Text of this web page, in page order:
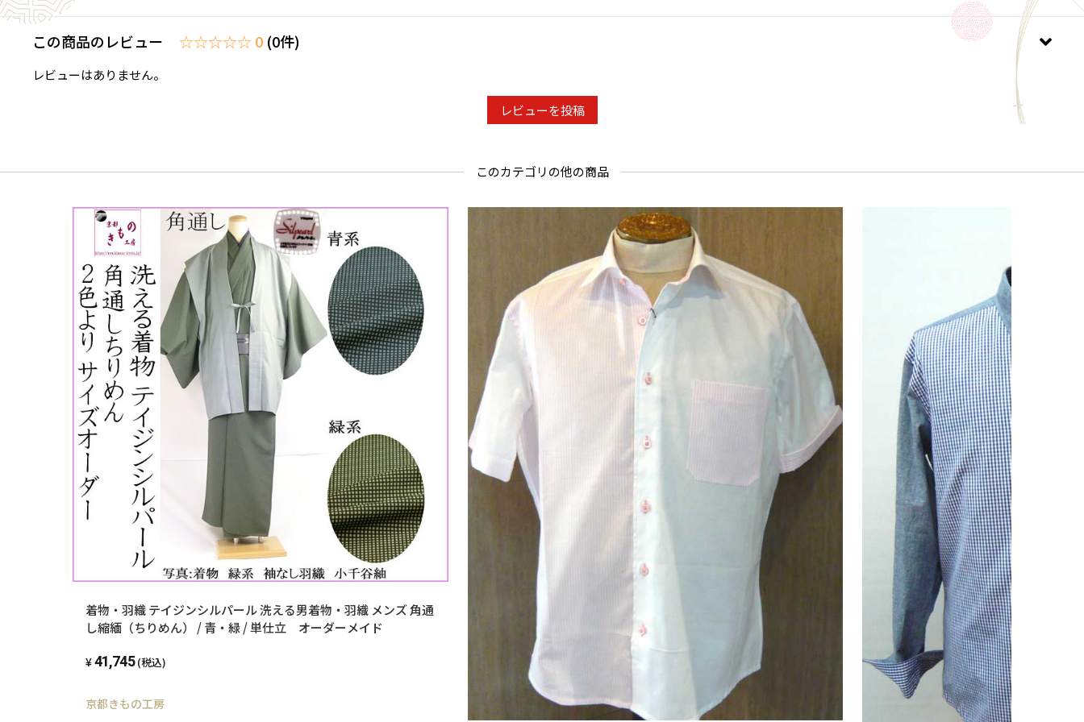
この商品のレビュー ☆☆☆☆☆ 0 (0件)
レビューはありません。
レビューを投稿
このカテゴリの他の商品
着物・羽織 テイジンシルパール 洗える男着物・羽織 メンズ 角通
し縮緬（ちりめん） / 青・緑 / 単仕立 オーダーメイド
41,745 (税込)
京都きもの工房